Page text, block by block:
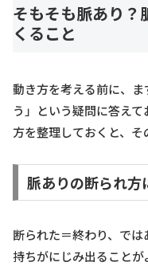
そもそも脈あり？
くること
動き方を考える前に、
う」という疑問に答え
方を整理しておくと、そ
脈ありの断られ方
断られた＝終わり、で
持ちがにじみ出ることが